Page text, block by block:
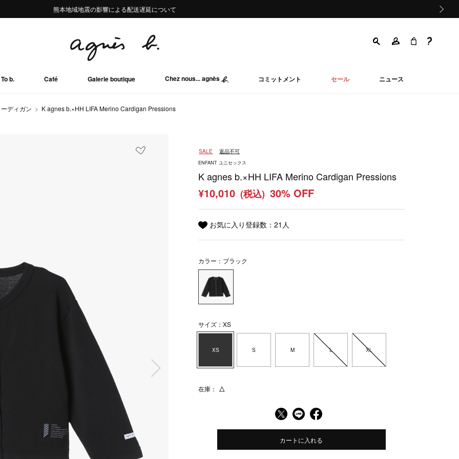
熊本地域地震の影響による配送遅延について
Summer Sale 2buy10%OFF!!
熊本地域地震の影響による配送遅延について
Summer Sale 2buy10%OFF!!
To b. Café Galerie boutique Chez nous... agnès コミットメント セール ニュース
ディガン K agnes b.×HH LIFA Merino Cardigan Pressions
SALE 返品不可
ENFANT ユニセックス
K agnes b.×HH LIFA Merino Cardigan Pressions
¥10,010 (税込) 30% OFF
お気に入り登録数：21 人
カラー：ブラック
サイズ：XS
XS S M L XL
在庫： △
カートに入れる